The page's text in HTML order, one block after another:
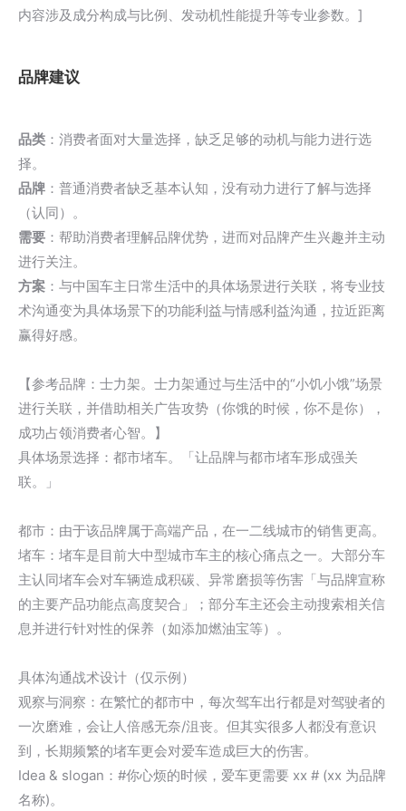
内容涉及成分构成与比例、发动机性能提升等专业参数。]
品牌建议
品类 ：消费者面对大量选择，缺乏足够的动机与能力进行选
择。
品牌 ：普通消费者缺乏基本认知，没有动力进行了解与选择
（认同）。
需要 ：帮助消费者理解品牌优势，进而对品牌产生兴趣并主动
进行关注。
方案 ：与中国车主日常生活中的具体场景进行关联，将专业技
术沟通变为具体场景下的功能利益与情感利益沟通，拉近距离
赢得好感。
【参考品牌：士力架。士力架通过与生活中的“小饥小饿”场景
进行关联，并借助相关广告攻势（你饿的时候，你不是你），
成功占领消费者心智。】
具体场景选择：都市堵车。「让品牌与都市堵车形成强关
联。」
都市：由于该品牌属于高端产品，在一二线城市的销售更高。
堵车：堵车是目前大中型城市车主的核心痛点之一。大部分车
主认同堵车会对车辆造成积碳、异常磨损等伤害「与品牌宣称
的主要产品功能点高度契合」；部分车主还会主动搜索相关信
息并进行针对性的保养（如添加燃油宝等）。
具体沟通战术设计（仅示例）
观察与洞察：在繁忙的都市中，每次驾车出行都是对驾驶者的
一次磨难，会让人倍感无奈/沮丧。但其实很多人都没有意识
到，长期频繁的堵车更会对爱车造成巨大的伤害。
Idea & slogan：#你心烦的时候，爱车更需要 xx # (xx 为品牌
名称)。